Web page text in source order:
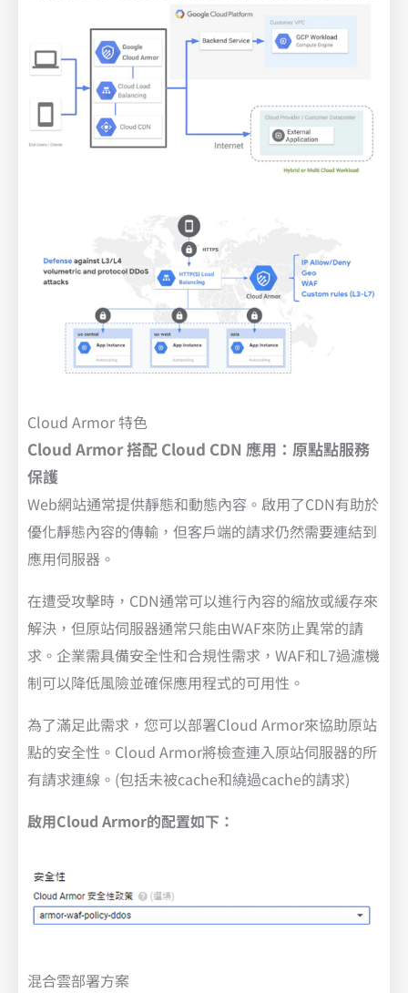
Cloud Armor 特色
Cloud Armor 搭配 Cloud CDN 應用：原點點服務
保護
Web網站通常提供靜態和動態內容。啟用了CDN有助於
優化靜態內容的傳輸，但客戶端的請求仍然需要連結到
應用伺服器。
在遭受攻擊時，CDN通常可以進行內容的縮放或緩存來
解決，但原站伺服器通常只能由WAF來防止異常的請
求。企業需具備安全性和合規性需求，WAF和L7過濾機
制可以降低風險並確保應用程式的可用性。
為了滿足此需求，您可以部署Cloud Armor來協助原站
點的安全性。Cloud Armor將檢查連入原站伺服器的所
有請求連線。(包括未被cache和繞過cache的請求)
啟用Cloud Armor的配置如下：
混合雲部署方案